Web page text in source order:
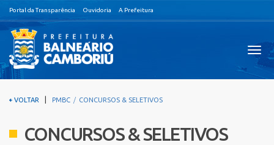
Portal da Transparência Ouvidoria A Prefeitura
VOLTAR PMBC CONCURSOS & SELETIVOS
CONCURSOS & SELETIVOS